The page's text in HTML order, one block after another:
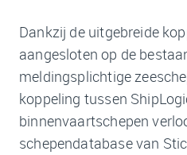
Dankzij de uitgebreide
aangesloten op de
meldingsplichtige
koppeling tussen
binnenvaartschepen
schependatabase van